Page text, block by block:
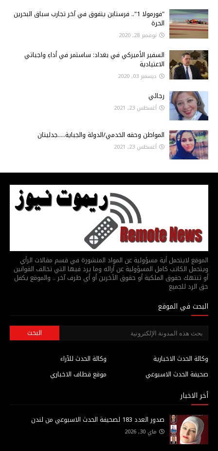
"فورمولا 1".. فرستابن يتفوق في آخر تجارب سباق البحرين
الحرة
نوفمبر 28, 2020
السفير الأميركي في بغداد: ساستمر في أداءِ واجباتي
الاعتيادية
ديسمبر 03, 2020
رجائي
أغسطس 23, 2021
المواطن وحقه الخدمي/الدولة والجباية.....جدليتان
أغسطس 23, 2021
الموقع لايتحمل أية مسؤولية عن المواد المنشورة في قسم مقالات الرأي
ويتحمل الكاتب كامل المسؤولية عن أرائه وما يرد فيها التي تخالف القوانين
أو تنتهك حقوق الملكية أو حقوق الآخرين أو أي طرف آخر .. والموقع يكفل
حق الرد للجميع
البحث في الموقع
وكالة الحدث للآراء
وكالة الحدث الاخبارية
موقع قطاف الاخباري
صحيفة الحدث الاسبوعي
أخر الاخبار
صدور العدد 183 لصحيفة الحدث الاسبوعي من لندن
ماي 30, 2026